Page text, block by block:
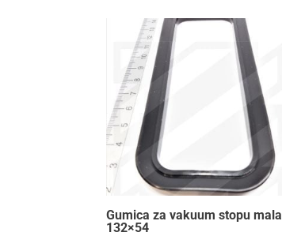
Gumica za vakuum stopu mala
132×54